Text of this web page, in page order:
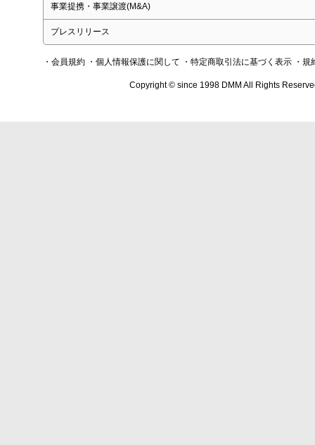
事業提携・事業譲渡(M&A)
プレスリリース
・会員規約 ・個人情報保護に関して ・特定商取引法に基づく表示 ・規
Copyright © since 1998 DMM All Rights